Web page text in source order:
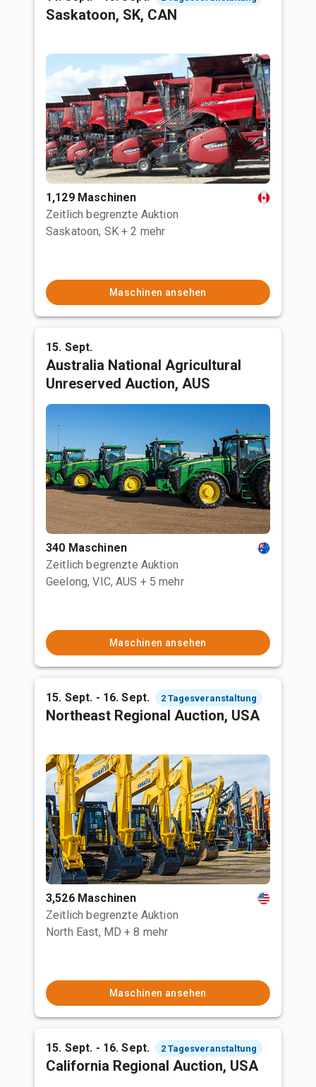
Saskatoon, SK, CAN
1,129 Maschinen
Zeitlich begrenzte Auktion
Saskatoon, SK + 2 mehr
Maschinen ansehen
15. Sept.
Australia National Agricultural
Unreserved Auction, AUS
340 Maschinen
Zeitlich begrenzte Auktion
Geelong, VIC, AUS + 5 mehr
Maschinen ansehen
15. Sept. - 16. Sept. 2 Tagesveranstaltung
Northeast Regional Auction, USA
3,526 Maschinen
Zeitlich begrenzte Auktion
North East, MD + 8 mehr
Maschinen ansehen
15. Sept. - 16. Sept. 2 Tagesveranstaltung
California Regional Auction, USA